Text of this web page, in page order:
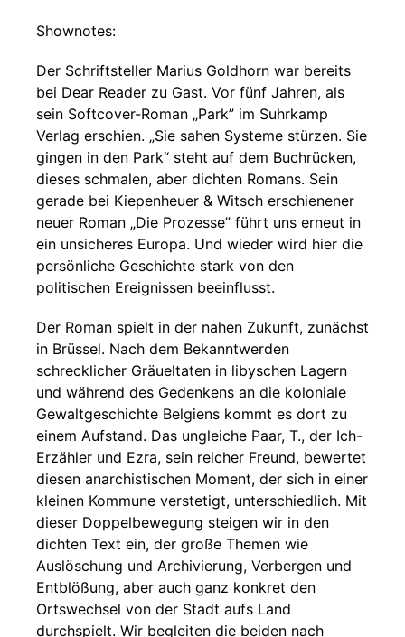
Shownotes:
Der Schriftsteller Marius Goldhorn war bereits
bei Dear Reader zu Gast. Vor fünf Jahren, als
sein Softcover-Roman „Park” im Suhrkamp
Verlag erschien. „Sie sahen Systeme stürzen. Sie
gingen in den Park“ steht auf dem Buchrücken,
dieses schmalen, aber dichten Romans. Sein
gerade bei Kiepenheuer & Witsch erschienener
neuer Roman „Die Prozesse” führt uns erneut in
ein unsicheres Europa. Und wieder wird hier die
persönliche Geschichte stark von den
politischen Ereignissen beeinflusst.
Der Roman spielt in der nahen Zukunft, zunächst
in Brüssel. Nach dem Bekanntwerden
schrecklicher Gräueltaten in libyschen Lagern
und während des Gedenkens an die koloniale
Gewaltgeschichte Belgiens kommt es dort zu
einem Aufstand. Das ungleiche Paar, T., der Ich-
Erzähler und Ezra, sein reicher Freund, bewertet
diesen anarchistischen Moment, der sich in einer
kleinen Kommune verstetigt, unterschiedlich. Mit
dieser Doppelbewegung steigen wir in den
dichten Text ein, der große Themen wie
Auslöschung und Archivierung, Verbergen und
Entblößung, aber auch ganz konkret den
Ortswechsel von der Stadt aufs Land
durchspielt. Wir begleiten die beiden nach